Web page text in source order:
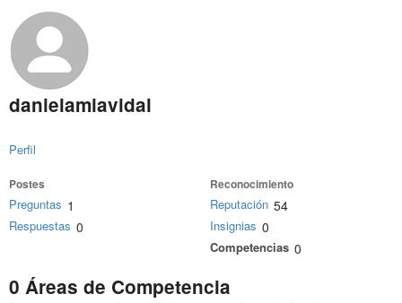
danielamiavidal
Perfil
Postes
Preguntas 1
Respuestas 0
Reconocimiento
Reputación 54
Insignias 0
Competencias 0
0 Áreas de Competencia